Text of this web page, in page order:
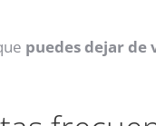
puedes dejar de